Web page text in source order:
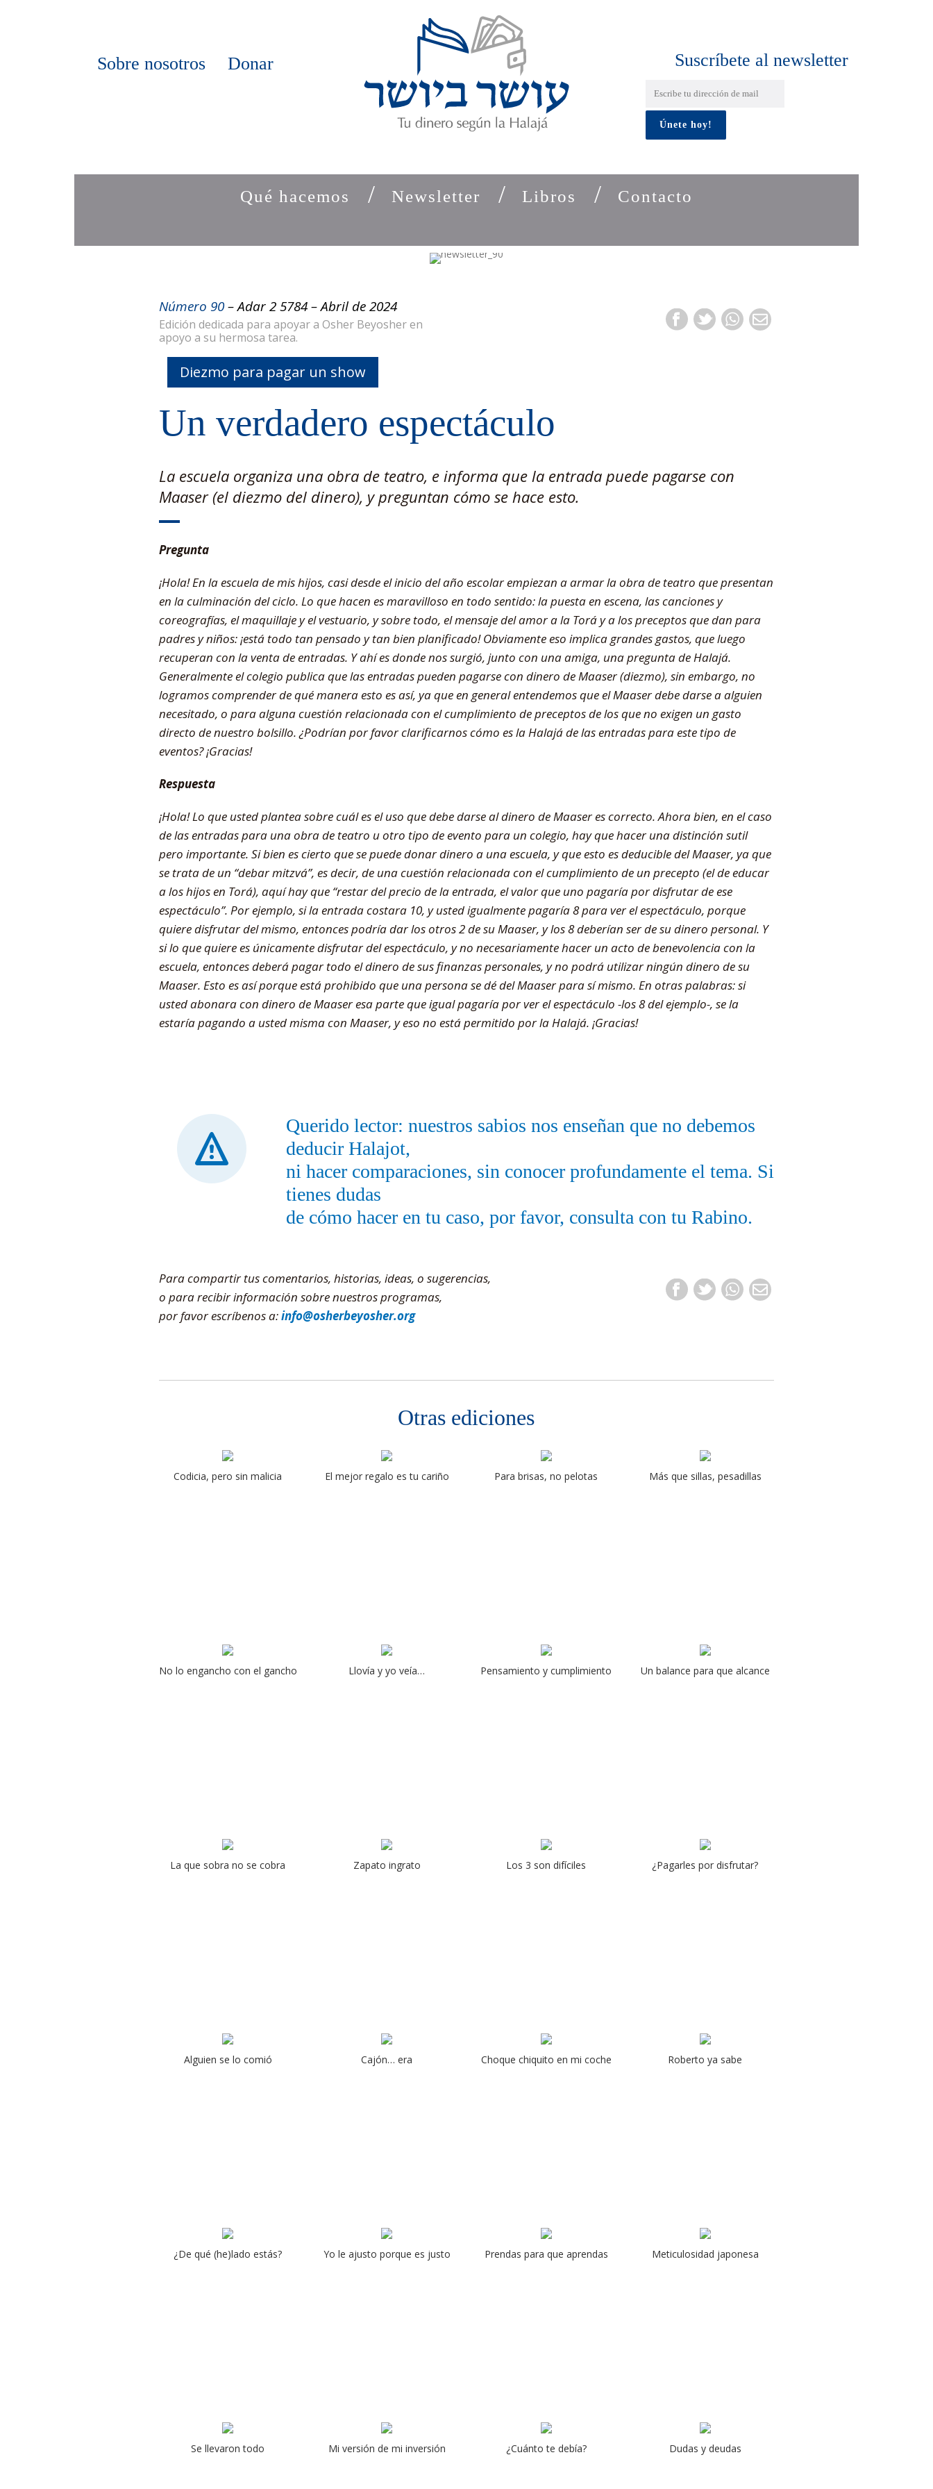
Sobre nosotros Donar Suscríbete al newsletter
Qué hacemos Newsletter Libros Contacto
Número 90– Adar 2 5784 – Abril de 2024
Edición dedicada para apoyar a Osher Beyosher en
apoyo a su hermosa tarea.
Diezmo para pagar un show
Un verdadero espectáculo
La escuela organiza una obra de teatro, e informa que la entrada puede pagarse con
Maaser (el diezmo del dinero), y preguntan cómo se hace esto.
Pregunta
¡Hola! En la escuela de mis hijos, casi desde el inicio del año escolar empiezan a armar la obra de teatro que presentan
en la culminación del ciclo. Lo que hacen es maravilloso en todo sentido: la puesta en escena, las canciones y
coreografías, el maquillaje y el vestuario, y sobre todo, el mensaje del amor a la Torá y a los preceptos que dan para
padres y niños: ¡está todo tan pensado y tan bien planificado! Obviamente eso implica grandes gastos, que luego
recuperan con la venta de entradas. Y ahí es donde nos surgió, junto con una amiga, una pregunta de Halajá.
Generalmente el colegio publica que las entradas pueden pagarse con dinero de Maaser (diezmo), sin embargo, no
logramos comprender de qué manera esto es así, ya que en general entendemos que el Maaser debe darse a alguien
necesitado, o para alguna cuestión relacionada con el cumplimiento de preceptos de los que no exigen un gasto
directo de nuestro bolsillo. ¿Podrían por favor clarificarnos cómo es la Halajá de las entradas para este tipo de
eventos? ¡Gracias!
Respuesta
¡Hola! Lo que usted plantea sobre cuál es el uso que debe darse al dinero de Maaser es correcto. Ahora bien, en el caso
de las entradas para una obra de teatro u otro tipo de evento para un colegio, hay que hacer una distinción sutil
pero importante. Si bien es cierto que se puede donar dinero a una escuela, y que esto es deducible del Maaser, ya que
se trata de un “debar mitzvá”, es decir, de una cuestión relacionada con el cumplimiento de un precepto (el de educar
a los hijos en Torá), aquí hay que “restar del precio de la entrada, el valor que uno pagaría por disfrutar de ese
espectáculo”. Por ejemplo, si la entrada costara 10, y usted igualmente pagaría 8 para ver el espectáculo, porque
quiere disfrutar del mismo, entonces podría dar los otros 2 de su Maaser, y los 8 deberían ser de su dinero personal. Y
si lo que quiere es únicamente disfrutar del espectáculo, y no necesariamente hacer un acto de benevolencia con la
escuela, entonces deberá pagar todo el dinero de sus finanzas personales, y no podrá utilizar ningún dinero de su
Maaser. Esto es así porque está prohibido que una persona se dé del Maaser para sí mismo. En otras palabras: si
usted abonara con dinero de Maaser esa parte que igual pagaría por ver el espectáculo -los 8 del ejemplo-, se la
estaría pagando a usted misma con Maaser, y eso no está permitido por la Halajá. ¡Gracias!
Querido lector: nuestros sabios nos enseñan que no debemos
deducir Halajot,
ni hacer comparaciones, sin conocer profundamente el tema. Si
tienes dudas
de cómo hacer en tu caso, por favor, consulta con tu Rabino.
Para compartir tus comentarios, historias, ideas, o sugerencias,
o para recibir información sobre nuestros programas,
por favor escríbenos a:info@osherbeyosher.org
Otras ediciones
Codicia, pero sin malicia El mejor regalo es tu cariño Para brisas, no pelotas Más que sillas, pesadillas
No lo engancho con el gancho Llovía y yo veía… Pensamiento y cumplimiento Un balance para que alcance
La que sobra no se cobra Zapato ingrato Los 3 son difíciles ¿Pagarles por disfrutar?
Alguien se lo comió Cajón… era Choque chiquito en mi coche Roberto ya sabe
¿De qué (he)lado estás? Yo le ajusto porque es justo Prendas para que aprendas Meticulosidad japonesa
Se llevaron todo Mi versión de mi inversión ¿Cuánto te debía? Dudas y deudas